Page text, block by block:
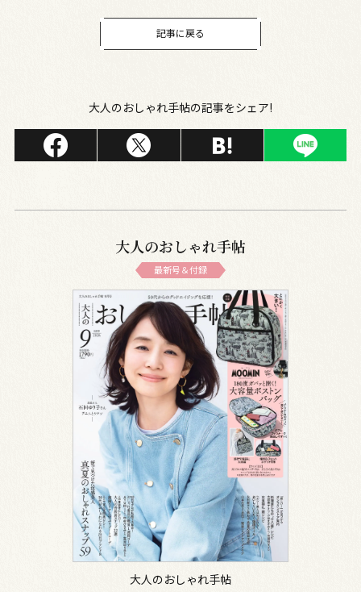
記事に戻る
大人のおしゃれ手帖の記事をシェア!
大人のおしゃれ手帖
最新号＆付録
大人のおしゃれ手帖